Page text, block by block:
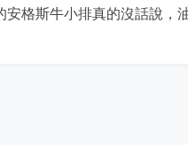
格斯牛小排真的沒話說，